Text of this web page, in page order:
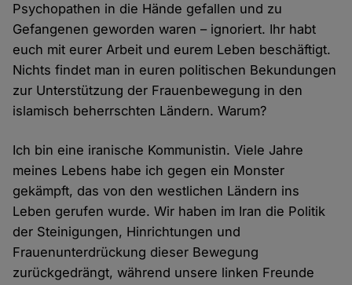
Psychopathen in die Hände gefallen und zu
Gefangenen geworden waren – ignoriert. Ihr habt
euch mit eurer Arbeit und eurem Leben beschäftigt.
Nichts findet man in euren politischen Bekundungen
zur Unterstützung der Frauenbewegung in den
islamisch beherrschten Ländern. Warum?
Ich bin eine iranische Kommunistin. Viele Jahre
meines Lebens habe ich gegen ein Monster
gekämpft, das von den westlichen Ländern ins
Leben gerufen wurde. Wir haben im Iran die Politik
der Steinigungen, Hinrichtungen und
Frauenunterdrückung dieser Bewegung
zurückgedrängt, während unsere linken Freunde